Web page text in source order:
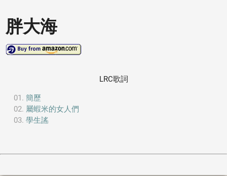
胖大海
LRC歌詞
簡歷
屬蝦米的女人們
學生謠